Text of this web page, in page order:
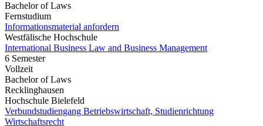
Bachelor of Laws
Fernstudium
Informationsmaterial anfordern
Westfälische Hochschule
International Business Law and Business Management
6 Semester
Vollzeit
Bachelor of Laws
Recklinghausen
Hochschule Bielefeld
Verbundstudiengang Betriebswirtschaft, Studienrichtung
Wirtschaftsrecht